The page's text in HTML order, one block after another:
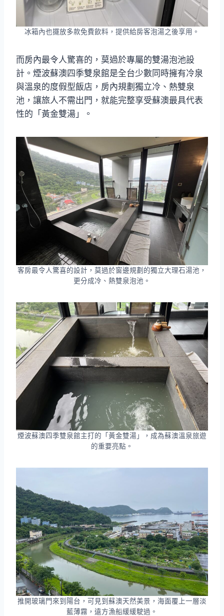
冰箱內也擺放多款免費飲料，提供給房客泡湯之後享用。
而房內最令人驚喜的，莫過於專屬的雙湯泡池設
計。煙波蘇澳四季雙泉館是全台少數同時擁有冷泉
與溫泉的度假型飯店，房內規劃獨立冷、熱雙泉
池，讓旅人不需出門，就能完整享受蘇澳最具代表
性的「黃金雙湯」。
客房最令人驚喜的設計，莫過於窗邊規劃的獨立大理石湯池，
更分成冷、熱雙泉泡池。
煙波蘇澳四季雙泉館主打的「黃金雙湯」，成為蘇澳溫泉旅遊
的重要亮點。
推開玻璃門來到陽台，可見到蘇澳天然美景，海面覆上一層淡
藍薄霧，遠方漁船緩緩駛過。